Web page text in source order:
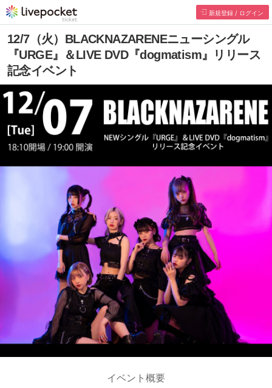
新規登録 / ログイン
12/7（火）BLACKNAZARENEニューシングル
『URGE』＆LIVE DVD『dogmatism』リリース
記念イベント
イベント概要